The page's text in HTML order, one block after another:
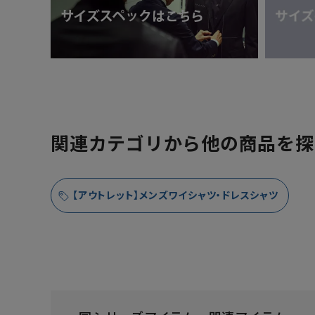
関連カテゴリから他の商品を
【アウトレット】メンズワイシャツ・ドレスシャツ